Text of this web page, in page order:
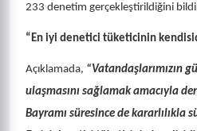
233 denetim gerçekleştirildiğini
“En iyi denetici tüketicinin
Açıklamada, “Vatandaşlarımızın
ulaşmasını sağlamak amacıyla
Bayramı süresince de kararlılıkla